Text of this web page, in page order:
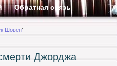
Обратная связь
Шовен’
Джорджа